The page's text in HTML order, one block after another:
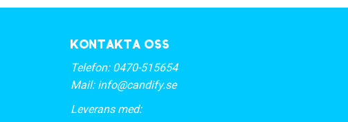
Kontakta oss
Telefon: 0470-515654
Mail: info@candify.se
Leverans med: